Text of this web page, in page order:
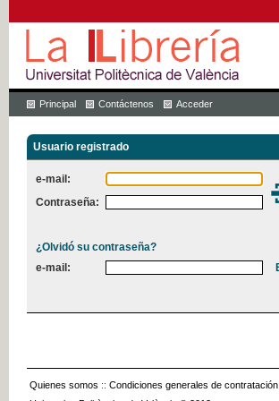
Principal Contáctenos Acceder
Usuario registrado
e-mail:
Contraseña:
¿Olvidó su contraseña?
e-mail:
Quienes somos :: Condiciones generales de contratación